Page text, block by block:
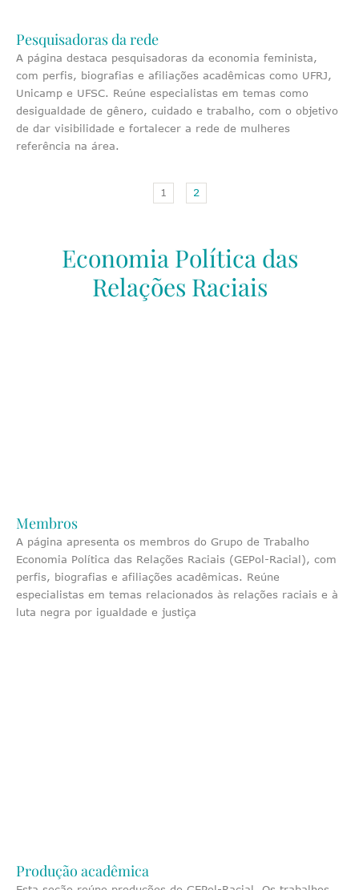
Pesquisadoras da rede
A página destaca pesquisadoras da economia feminista,
com perfis, biografias e afiliações acadêmicas como UFRJ,
Unicamp e UFSC. Reúne especialistas em temas como
desigualdade de gênero, cuidado e trabalho, com o objetivo
de dar visibilidade e fortalecer a rede de mulheres
referência na área.
1 2
Economia Política das
Relações Raciais
Membros
A página apresenta os membros do Grupo de Trabalho
Economia Política das Relações Raciais (GEPol-Racial), com
perfis, biografias e afiliações acadêmicas. Reúne
especialistas em temas relacionados às relações raciais e à
luta negra por igualdade e justiça
Produção acadêmica